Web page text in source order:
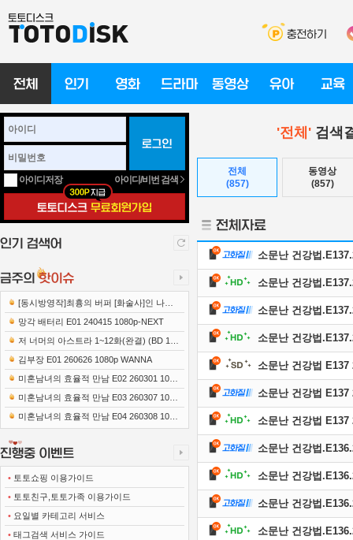
아이디저장 아이디/비번 검색
[동시방영작]최흉의 버퍼 [화술사]인 나는
세계 최강 클랜을 이끈다 E12 241219 108..
망각 배터리 E01 240415 1080p-NEXT
저 너머의 아스트라 1~12화(완결) (BD 192
0x1080 x265-10Bit FLACx2)
김부장 E01 260626 1080p WANNA
미혼남녀의 효율적 만남 E02 260301 1080
p-NEXT
미혼남녀의 효율적 만남 E03 260307 1080
p-NEXT
미혼남녀의 효율적 만남 E04 260308 1080
• 토토쇼핑 이용가이드
• 토토친구,토토가족 이용가이드
• 요일별 카테고리 서비스
• 태그검색 서비스 가이드
'전체' 검색
전체
(857)
동영상
(857)
소문난 건강법
소문난 건강법
소문난 건강법
소문난 건강법
소문난 건강법 E137
소문난 건강법 E137
소문난 건강법 E137
소문난 건강법
소문난 건강법
소문난 건강법
소문난 건강법